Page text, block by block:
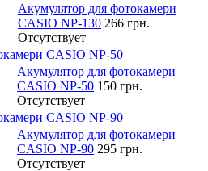
Акумулятор для фотокамери
CASIO NP-130 266 грн.
Отсутствует
CASIO NP-50
Акумулятор для фотокамери
CASIO NP-50 150 грн.
Отсутствует
CASIO NP-90
Акумулятор для фотокамери
CASIO NP-90 295 грн.
Отсутствует